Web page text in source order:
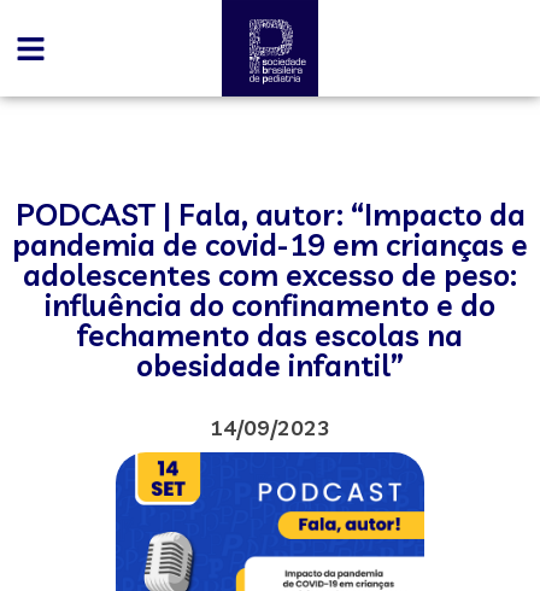
PODCAST | Fala, autor: “Impacto da
pandemia de covid-19 em crianças e
adolescentes com excesso de peso:
influência do confinamento e do
fechamento das escolas na
obesidade infantil”
14/09/2023